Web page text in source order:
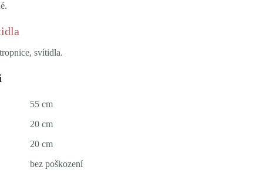
svítidla.
55 cm
20 cm
20 cm
bez poškození